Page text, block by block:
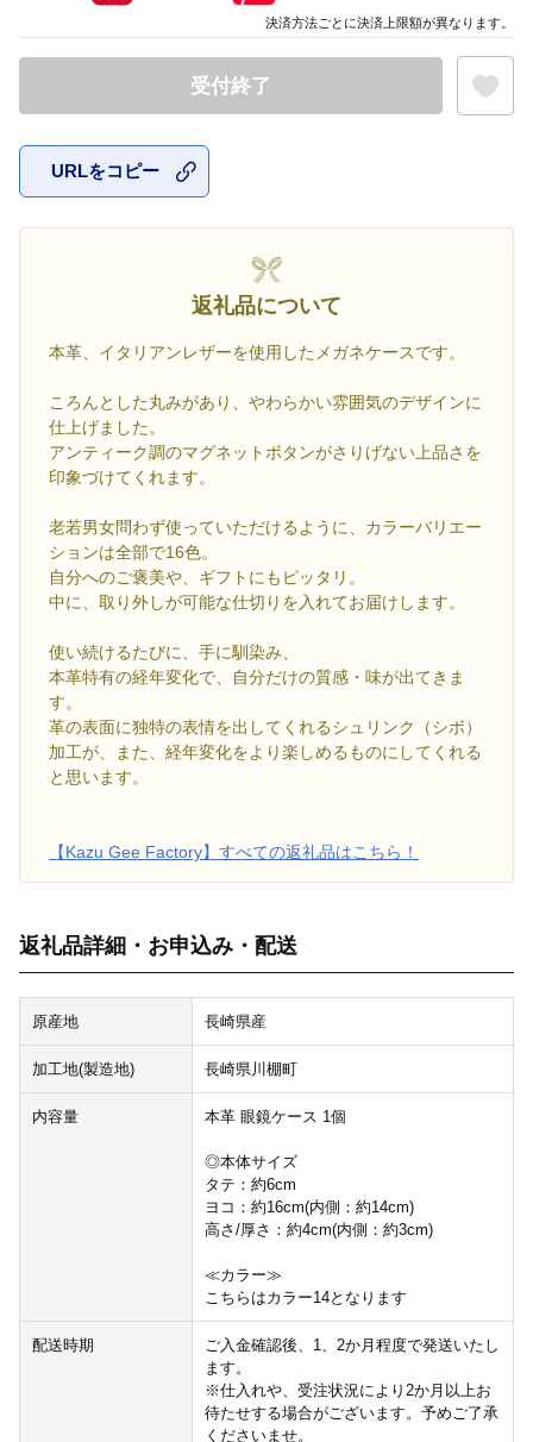
受付終了
URLをコピー
返礼品について
本革、イタリアンレザーを使用したメガネケースです。
ころんとした丸みがあり、やわらかい雰囲気のデザインに
仕上げました。
アンティーク調のマグネットボタンがさりげない上品さを
印象づけてくれます。
老若男女問わず使っていただけるように、カラーバリエー
ションは全部で16色。
自分へのご褒美や、ギフトにもピッタリ。
中に、取り外しが可能な仕切りを入れてお届けします。
使い続けるたびに、手に馴染み、
本革特有の経年変化で、自分だけの質感・味が出てきま
す。
革の表面に独特の表情を出してくれるシュリンク（シボ）
加工が、また、経年変化をより楽しめるものにしてくれる
と思います。
【Kazu Gee Factory】すべての返礼品はこちら！
返礼品詳細・お申込み・配送
原産地 長崎県産
加工地(製造地) 長崎県川棚町
内容量 本革 眼鏡ケース 1個
◎本体サイズ
タテ：約6cm
ヨコ：約16cm(内側：約14cm)
高さ/厚さ：約4cm(内側：約3cm)
≪カラー≫
こちらはカラー14となります
配送時期
ご入金確認後、1、2か月程度で発送いたし
ます。
※仕入れや、受注状況により2か月以上お
待たせする場合がございます。予めご了承
くださいませ。
決済方法ごとに決済上限額が異なります。